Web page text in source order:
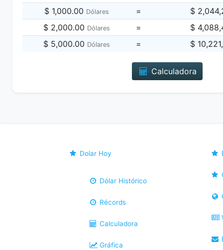
$ 1,000.00 Dólares = $
$ 2,000.00 Dólares = $
$ 5,000.00 Dólares = $
Calculadora
Dolar Hoy
Dólar Histórico
Récords
Calculadora
Gráfica